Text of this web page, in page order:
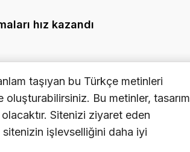
hız kazandı
taşıyan bu Türkçe metinleri
Bu metinler, tasarım
Sitenizi ziyaret eden
işlevselliğini daha iyi